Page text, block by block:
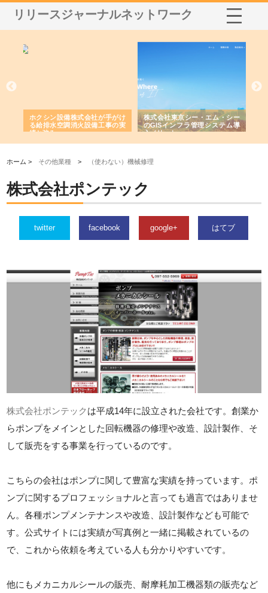
リリースジャーナルネットワーク
ホクシン設備株式会社が手がけ
る給排水空調消火設備工事の実
績と強み
株式会社東京シー・エム・シー
のGISインフラ管理システム導
入メリット
ホーム > その他業種 > （使わない）機械修理
株式会社ポンテック
twitter facebook google+ はてブ
株式会社ポンテック は平成14年に設立された会社です。創業か
らポンプをメインとした回転機器の修理や改造、設計製作、そ
して販売をする事業を行っているのです。
こちらの会社はポンプに関して豊富な実績を持っています。ポ
ンプに関するプロフェッショナルと言っても過言ではありませ
ん。各種ポンプメンテナンスや改造、設計製作なども可能で
す。公式サイトには実績が写真例と一緒に掲載されているの
で、これから依頼を考えている人も分かりやすいです。
他にもメカニカルシールの販売、耐摩耗加工機器類の販売など